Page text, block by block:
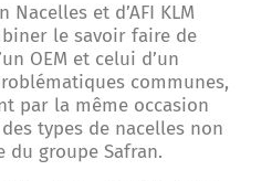
Nacelles et d’AFI KLM
le savoir faire de
OEM et celui d’un
communes,
par la même occasion
types de nacelles non
groupe Safran.